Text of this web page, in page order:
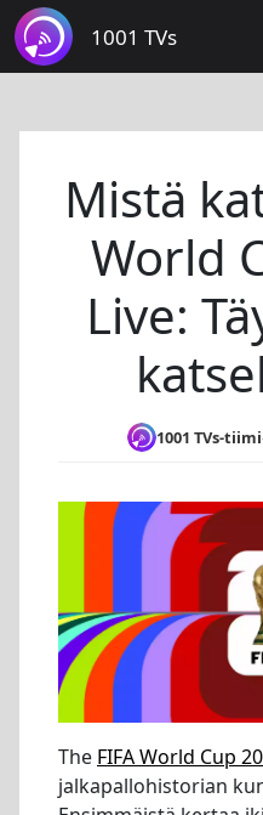
1001 TVs
Mistä
World
Live:
1001 TVs-tiimi
The FIFA World Cup
jalkapallohistorian